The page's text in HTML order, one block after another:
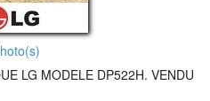
LG MODELE DP522H. VENDU